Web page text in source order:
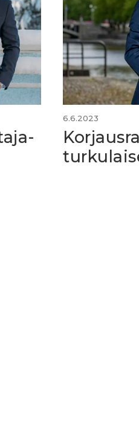
6.6.2023